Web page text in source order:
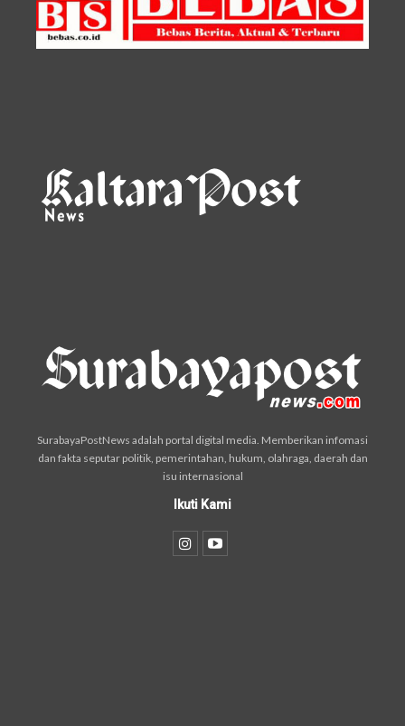
SurabayaPostNews adalah portal digital media. Memberikan infomasi
dan fakta seputar politik, pemerintahan, hukum, olahraga, daerah dan
isu internasional
Ikuti Kami